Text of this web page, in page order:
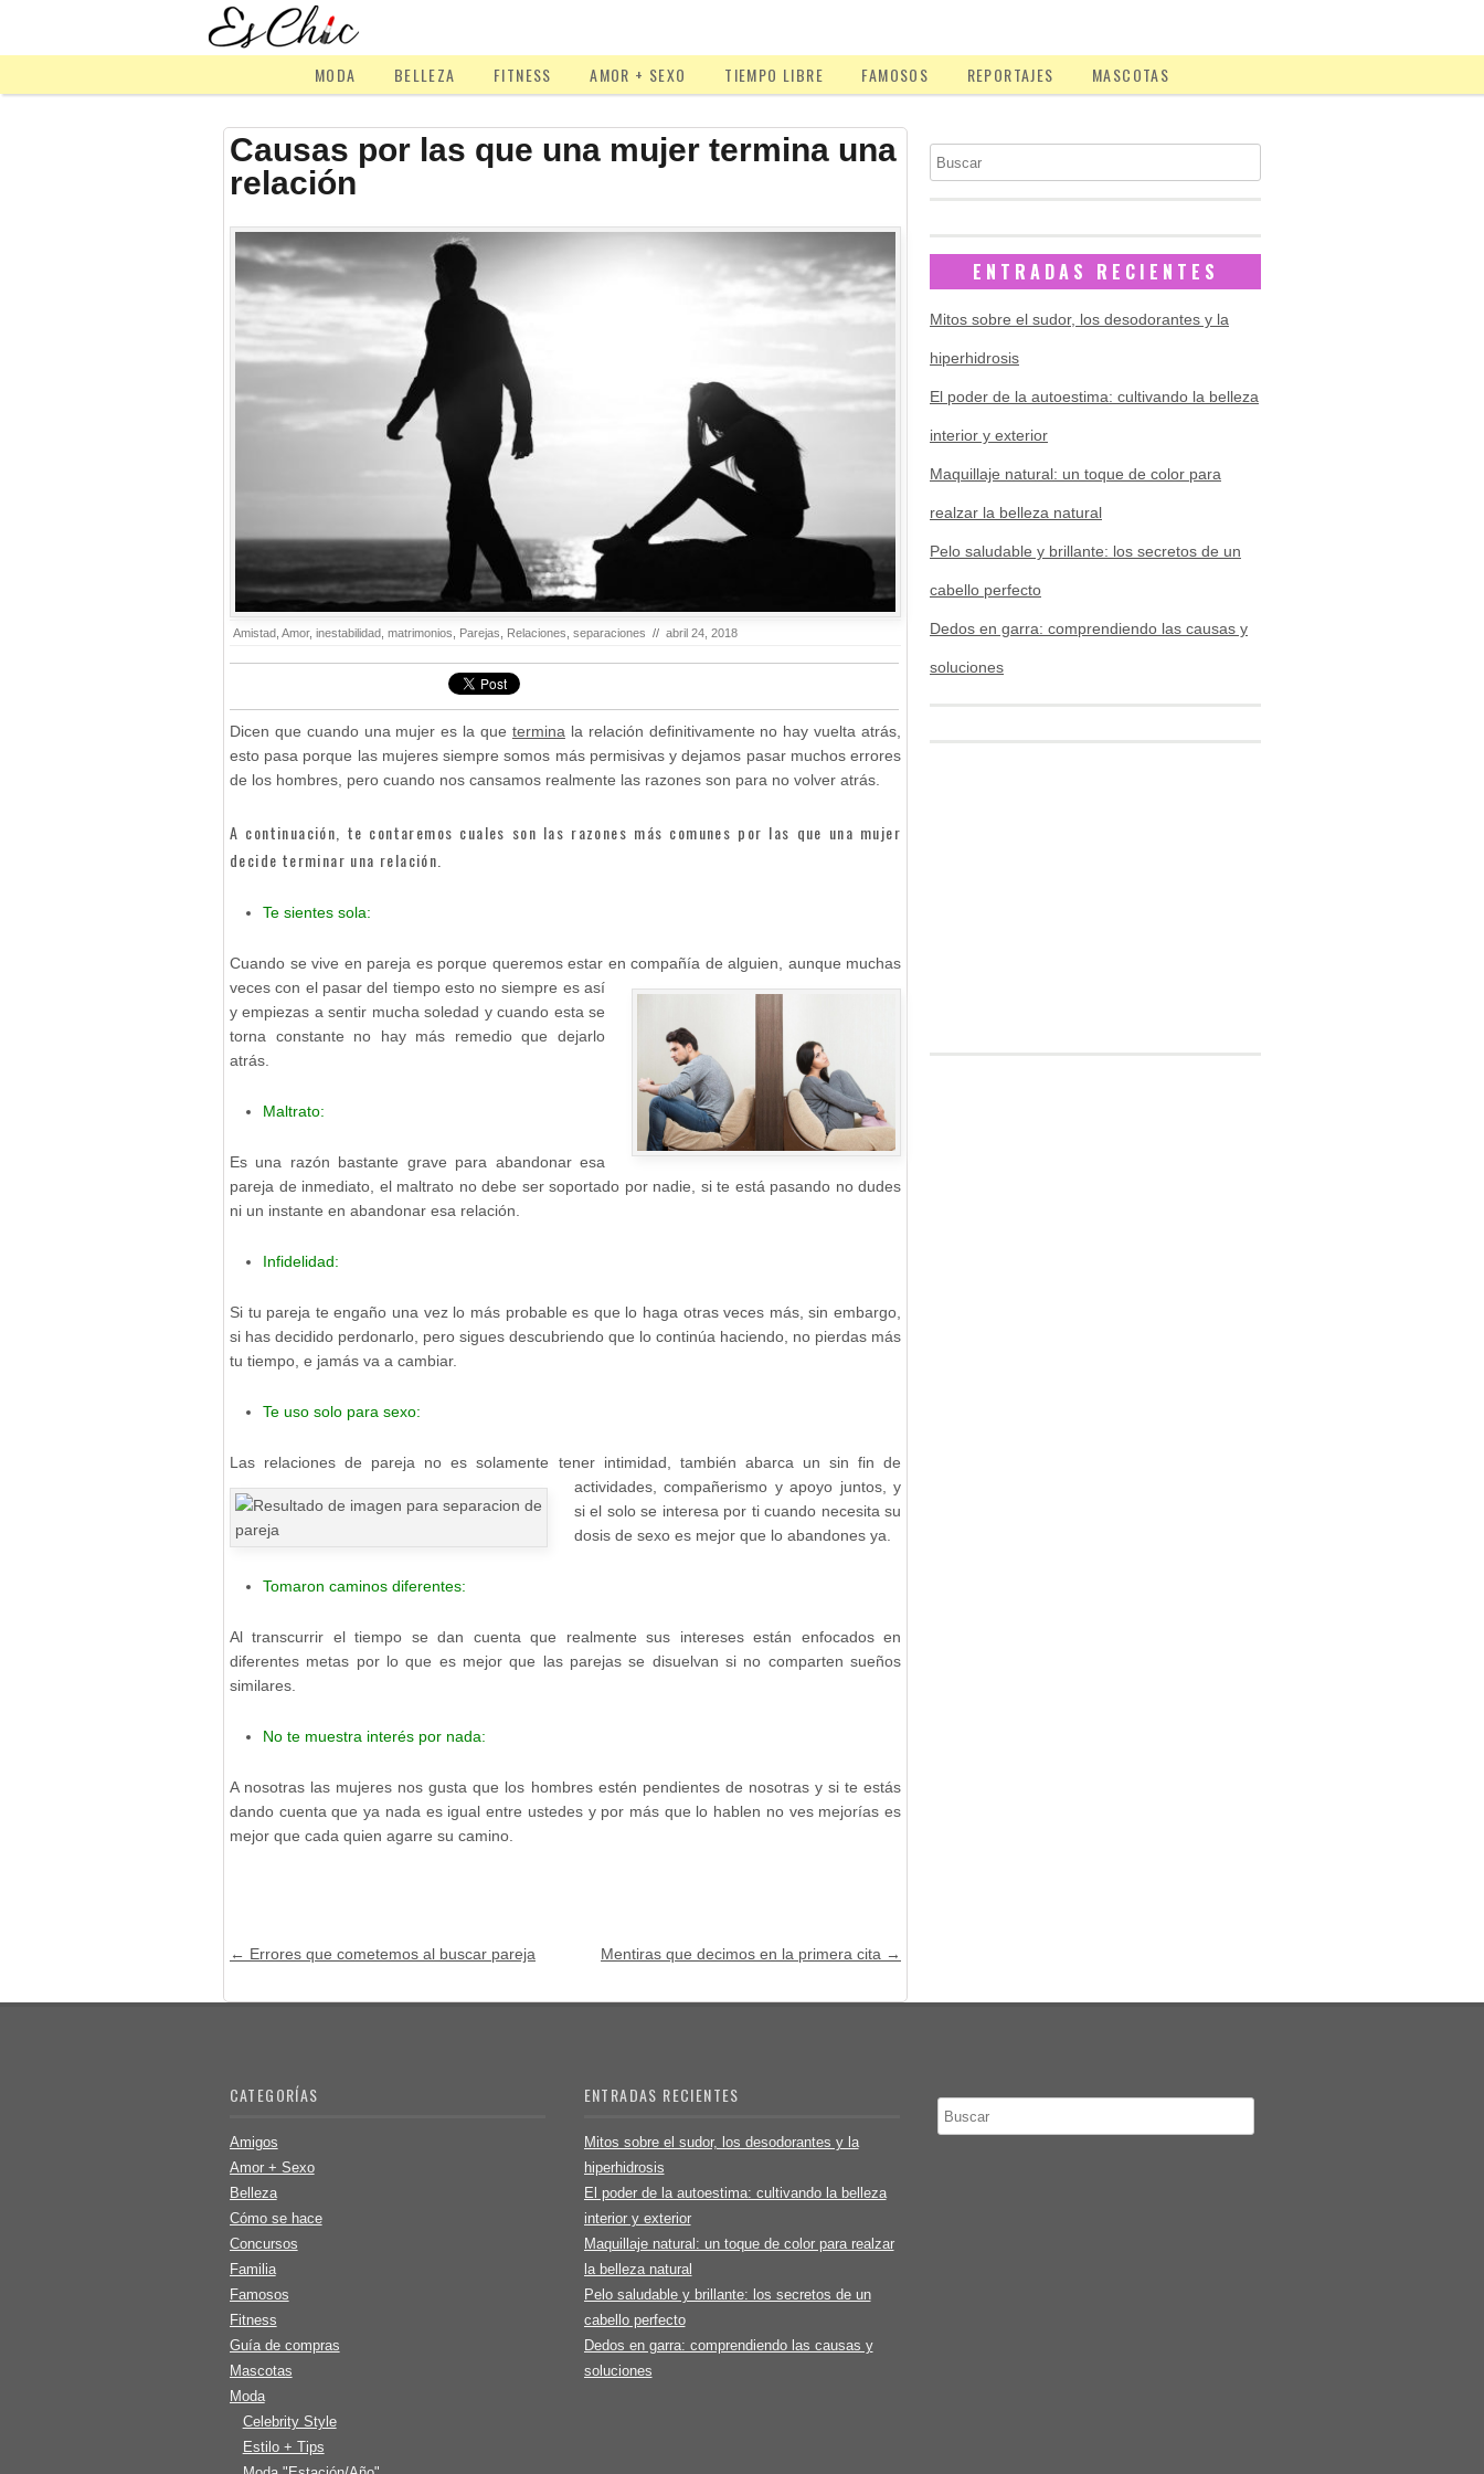
MODA BELLEZA FITNESS AMOR + SEXO TIEMPO LIBRE FAMOSOS REPORTAJES MASCOTAS
Causas por las que una mujer termina una
relación
Amistad Amor, inestabilidad matrimonios Parejas Relaciones separaciones // abril 24, 2018
Dicen que cuando una mujer es la que terminala relación definitivamente no hay vuelta atrás,
esto pasa porque las mujeres siempre somos más permisivas y dejamos pasar muchos errores
de los hombres, pero cuando nos cansamos realmente las razones son para no volver atrás.
A continuación, te contaremos cuales son las razones más comunes por las que una mujer
decide terminar una relación.
Te sientes sola:
Cuando se vive en pareja es porque queremos estar en compañía de alguien, aunque muchas
vecescon el pasar del tiempo esto no siempre es así
y empiezas a sentir mucha soledad y cuando esta se
torna constante no hay más remedio que dejarlo
atrás.
Maltrato:
Es una razón bastante grave para abandonar esa
pareja de inmediato, el maltrato no debe ser soportado por nadie, si te está pasando no dudes
ni un instante en abandonar esa relación.
Infidelidad:
Si tu pareja te engaño una vez lo más probable es que lo haga otras veces más, sin embargo,
si has decidido perdonarlo, pero sigues descubriendo que lo continúa haciendo, no pierdas más
tu tiempo, e jamás va a cambiar.
Te uso solo para sexo:
Las relaciones de pareja no es solamente tener intimidad, también abarca un sin fin de
actividades,compañerismo y apoyo juntos, y
si el solo se interesa por ti cuando necesita su
dosis de sexo es mejor que lo abandones ya.
Tomaron caminos diferentes:
Al transcurrir el tiempo se dan cuenta que realmente sus intereses están enfocados en
diferentes metas por lo que es mejor que las parejas se disuelvan si no comparten sueños
similares.
No te muestra interés por nada:
A nosotras las mujeres nos gusta que los hombres estén pendientes de nosotras y si te estás
dando cuenta que ya nada es igual entre ustedes y por más que lo hablen no ves mejorías es
mejor que cada quien agarre su camino.
Post navigation
← Errores que cometemos al buscar pareja Mentiras que decimos en la primera cita →
Buscar
ENTRADAS RECIENTES
Mitos sobre el sudor, los desodorantes y la
hiperhidrosis
El poder de la autoestima: cultivando la belleza
interior y exterior
Maquillaje natural: un toque de color para
realzar la belleza natural
Pelo saludable y brillante: los secretos de un
cabello perfecto
Dedos en garra: comprendiendo las causas y
soluciones
CATEGORÍAS
Amigos
Amor + Sexo
Belleza
Cómo se hace
Concursos
Familia
Famosos
Fitness
Guía de compras
Mascotas
Moda
Celebrity Style
Estilo + Tips
ENTRADAS RECIENTES
Mitos sobre el sudor, los desodorantes y la
hiperhidrosis
El poder de la autoestima: cultivando la belleza
interior y exterior
Maquillaje natural: un toque de color para realzar
la belleza natural
Pelo saludable y brillante: los secretos de un
cabello perfecto
Dedos en garra: comprendiendo las causas y
soluciones
Buscar